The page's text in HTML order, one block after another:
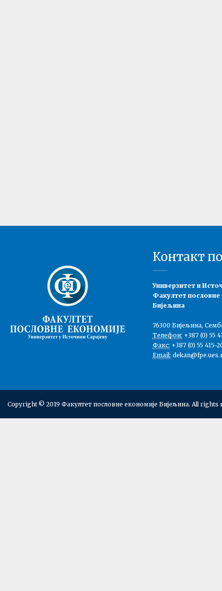
Контакт
Универзитет и
Факултет пословне
Бијељина
76300 Бијељина,
Телефон: +387 (0) 55
Факс: +387 (0) 55 415-
Email:
Copyright © 2019 Факултет пословне економије Бијељина. All rights